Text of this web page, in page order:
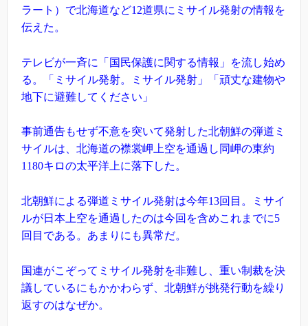
ラート）で北海道など12道県にミサイル発射の情報を
伝えた。
テレビが一斉に「国民保護に関する情報」を流し始め
る。「ミサイル発射。ミサイル発射」「頑丈な建物や
地下に避難してください」
事前通告もせず不意を突いて発射した北朝鮮の弾道ミ
サイルは、北海道の襟裳岬上空を通過し同岬の東約
1180キロの太平洋上に落下した。
北朝鮮による弾道ミサイル発射は今年13回目。ミサイ
ルが日本上空を通過したのは今回を含めこれまでに5
回目である。あまりにも異常だ。
国連がこぞってミサイル発射を非難し、重い制裁を決
議しているにもかかわらず、北朝鮮が挑発行動を繰り
返すのはなぜか。